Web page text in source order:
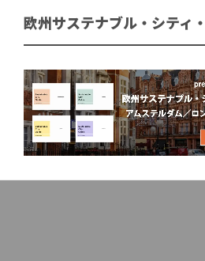
欧州サステナブル・シティ